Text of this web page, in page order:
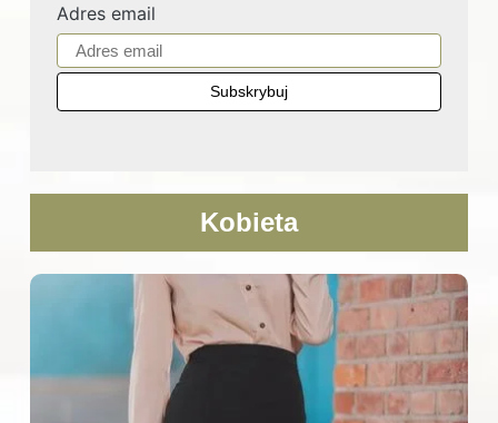
Adres email
Kobieta